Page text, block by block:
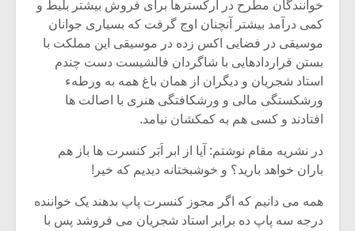
خوانندگان مطرح در ارکسترها برای فروش بیشتر بلیط و
کمی درآمد بیشتر آنچنان اوج گرفت که بسیاری جوانان
موسیقی در فضایی اکس زده در موسیقی این مملکت با
بستن قراردادهایی با شاگردان فالشیست دست چندم
استاد شجریان و دیگران از همان باغ همه به ورطهء
ورشکستگی مالی و ورشکافتگی هنری با اصالت ها
افتادند و کسی هم به کمکشان نیامد.
در نشریه مقام نوشتم: آیا از ابر اَبَر کنسرت ها باز هم
باران خواهد بارید؟ و خوشبختانه دیدیم که خیر!
همه می دانیم که اگر مجوز کنسرت پاپ بدهند یک خواننده
درجه سه پاپ ده برابر استاد شجریان می فروشد پس با
شیش و نیم»
اگر نمی توانی
مشهورترین باشی،
بدنام ترین باش
موسیقی
برگزار